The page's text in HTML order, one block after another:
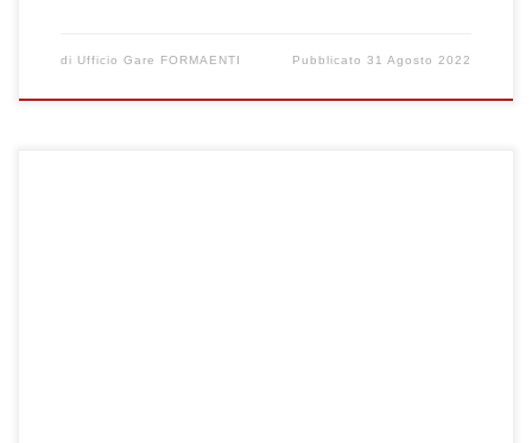
di Ufficio Gare FORMAENTI Pubblicato31 Agosto 2022